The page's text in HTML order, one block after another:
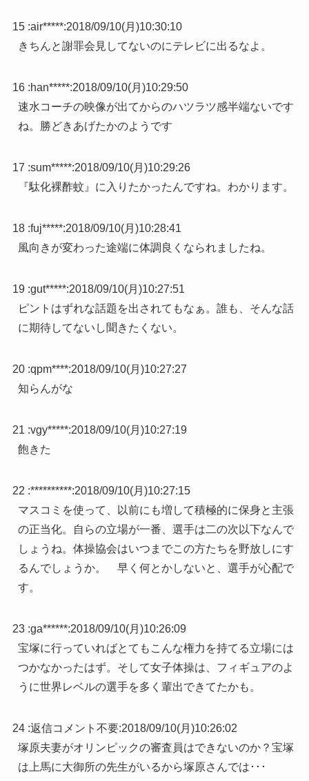
15 :air*****:2018/09/10(月)10:30:10
きちんと謝罪会見してないのにテレビに出るなよ。
16 :han*****:2018/09/10(月)10:29:50
速水コーチの映像が出てからのハツラツ感半端ないです
ね。勝どきあげたかのようです
17 :sum*****:2018/09/10(月)10:29:26
『駄化裸酢蚊』に入りたかったんですね。わかります。
18 :fuj*****:2018/09/10(月)10:28:41
風向きが変わった途端に体調良くなられましたね。
19 :gut*****:2018/09/10(月)10:27:51
ピントはずれな話題を出されてもなぁ。誰も、そんな話
に期待してないし聞きたくない。
20 :qpm****:2018/09/10(月)10:27:27
知らんがな
21 :vgy*****:2018/09/10(月)10:27:19
飽きた
22 :**********:2018/09/10(月)10:27:15
マスコミを使って、以前にも増して積極的に保身と主張
の正当化。自らの立場が一番、選手は二の次以下なんで
しょうね。体操協会はいつまでこの方たちを野放しにす
るんでしょうか。 早く何とかしないと、選手が心配で
す。
23 :ga******:2018/09/10(月)10:26:09
宝塚に行っていればとてもこんな権力を持てる立場には
つかなかったはず。そして女子体操は、フィギュアのよ
うに世界レベルの選手を多く輩出できてたかも。
24 :返信コメント不要:2018/09/10(月)10:26:02
塚原夫妻がオリンピックの審査員はできないのか？宝塚
は上馬に大御所の先生がいるから塚原さんでは･･･